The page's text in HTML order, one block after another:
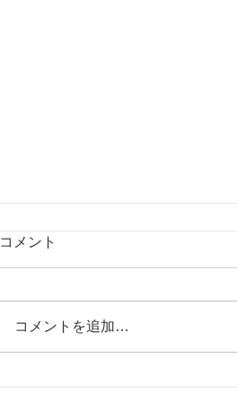
コメント
コメントを追加…